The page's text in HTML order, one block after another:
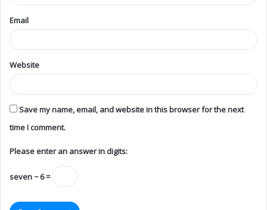
Email
Website
Save my name, email, and website in this browser for the next
time I comment.
Please enter an answer in digits:
seven − 6 =